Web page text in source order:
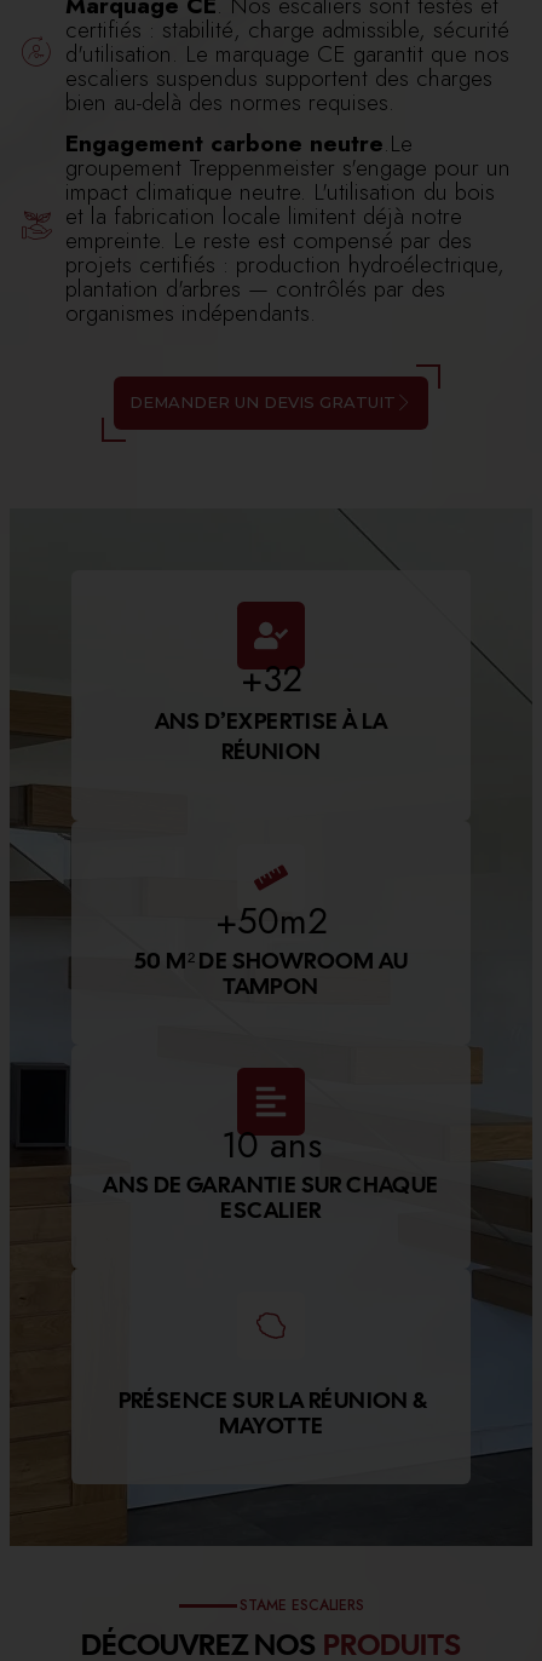
certifiés : stabilité, charge admissible, sécurité
d'utilisation. Le marquage CE garantit que nos
escaliers suspendus supportent des charges
bien au-delà des normes requises.
Engagement carbone neutre.Le
groupement Treppenmeister s'engage pour un
impact climatique neutre. L'utilisation du bois
et la fabrication locale limitent déjà notre
empreinte. Le reste est compensé par des
projets certifiés : production hydroélectrique,
plantation d'arbres — contrôlés par des
organismes indépendants.
DEMANDER UN DEVIS GRATUIT
+32
ANS D’EXPERTISE À LA
RÉUNION
+50m2
50 M² DE SHOWROOM AU
TAMPON
10 ans
ANS DE GARANTIE SUR CHAQUE
ESCALIER
PRÉSENCE SUR LA RÉUNION &
MAYOTTE
STAME ESCALIERS
DÉCOUVREZ NOS PRODUITS